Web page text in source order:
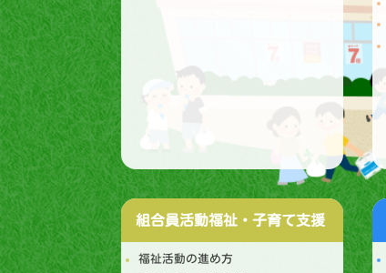
組合員活動福祉・子育て支援
福祉活動の進め方